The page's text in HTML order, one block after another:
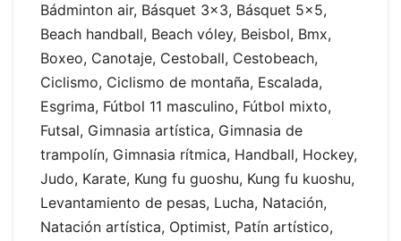
Bádminton air, Básquet 3×3, Básquet 5×5,
Beach handball, Beach vóley, Beisbol, Bmx,
Boxeo, Canotaje, Cestoball, Cestobeach,
Ciclismo, Ciclismo de montaña, Escalada,
Esgrima, Fútbol 11 masculino, Fútbol mixto,
Futsal, Gimnasia artística, Gimnasia de
trampolín, Gimnasia rítmica, Handball, Hockey,
Judo, Karate, Kung fu guoshu, Kung fu kuoshu,
Levantamiento de pesas, Lucha, Natación,
Natación artística, Optimist, Patín artístico,